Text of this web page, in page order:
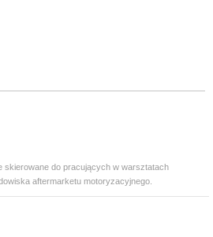
skierowane do pracujących w warsztatach
aftermarketu motoryzacyjnego.